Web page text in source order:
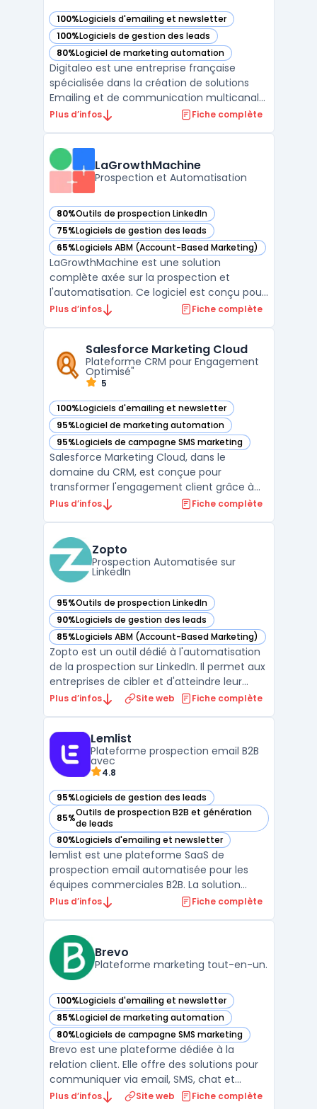
100%Logiciels d'emailing et newsletter
— voir Digitaleo dans cette catégorie
100%Logiciels de gestion des leads
— voir Digitaleo dans cette catégorie
80%Logiciel de marketing automation
— voir Digitaleo dans cette catégorie
Digitaleo est une entreprise française
spécialisée dans la création de solutions
Emailing et de communication multicanale.
Fondée en 2004, la société se situe à
pour le marketing de ses clients, incluant
des campagnes de m ...
Plus d’infos Fiche complète
LaGrowthMachine
Prospection et Automatisation
80%Outils de prospection LinkedIn
— voir LaGrowthMachine dans cette catégorie
75%Logiciels de gestion des leads
— voir LaGrowthMachine dans cette catégorie
65%Logiciels ABM (Account-Based Marketing)
— voir LaGrowthMachine dans cette catégorie
LaGrowthMachine est une solution
complète axée sur la prospection et
l'automatisation. Ce logiciel est conçu pour
aider les entreprises à engager leurs
distingue par sa capacité à intégrer
plusieurs outils, permettant ...
Plus d’infos Fiche complète
Salesforce Marketing Cloud
Plateforme CRM pour Engagement
Optimisé"
5
100%Logiciels d'emailing et newsletter
— voir Salesforce Marketing Cloud dans cette catégorie
95%Logiciel de marketing automation
— voir Salesforce Marketing Cloud dans cette catégorie
95%Logiciels de campagne SMS marketing
— voir Salesforce Marketing Cloud dans cette catégorie
Salesforce Marketing Cloud, dans le
domaine du CRM, est conçue pour
transformer l'engagement client grâce à
des stratégies personnalisées et des
Plans pour l'engagement client Salesforce",
cette plateforme permet aux ...
Plus d’infos Fiche complète
Zopto
Prospection Automatisée sur
LinkedIn
95%Outils de prospection LinkedIn
— voir Zopto dans cette catégorie
90%Logiciels de gestion des leads
— voir Zopto dans cette catégorie
85%Logiciels ABM (Account-Based Marketing)
— voir Zopto dans cette catégorie
Zopto est un outil dédié à l'automatisation
de la prospection sur LinkedIn. Il permet aux
entreprises de cibler et d'atteindre leur
audience idéale de manière
programmation de messages, le suivi des
performances et l'intégrati ...
Plus d’infos Site web Fiche complète
Lemlist
Plateforme prospection email B2B
avec
4.8
95%Logiciels de gestion des leads
— voir Lemlist dans cette catégorie
85%Outils de prospection B2B et génération
de leads
— voir Lemlist dans cette catégorie
80%Logiciels d'emailing et newsletter
— voir Lemlist dans cette catégorie
lemlist est une plateforme SaaS de
prospection email automatisée pour les
équipes commerciales B2B. La solution
centralise l'engagement multichanale :
l'outil.lemlist enrichit les contacts via une
base de 600 mi ...
Plus d’infos Fiche complète
Brevo
Plateforme marketing tout-en-un.
100%Logiciels d'emailing et newsletter
— voir Brevo dans cette catégorie
85%Logiciel de marketing automation
— voir Brevo dans cette catégorie
80%Logiciels de campagne SMS marketing
— voir Brevo dans cette catégorie
Brevo est une plateforme dédiée à la
relation client. Elle offre des solutions pour
communiquer via email, SMS, chat et
d'autres canaux. L'objectif principal est de
Plus d’infos Site web Fiche complète